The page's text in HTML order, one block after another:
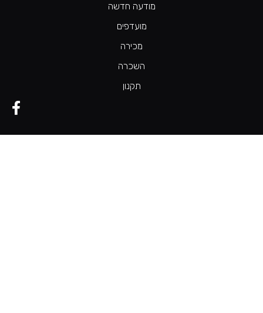
מודעה חדשה
מועדפים
מכירה
השכרה
תקנון